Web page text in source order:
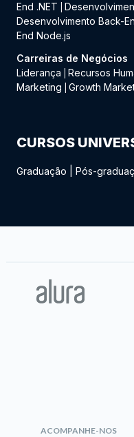
End .NET
Desenvolvimento Back-
End Node.js
Carreiras de Negócios
Liderança
Recursos
Marketing
Growth
CURSOS
Graduação Pós-
ACOMPANHE-NOS